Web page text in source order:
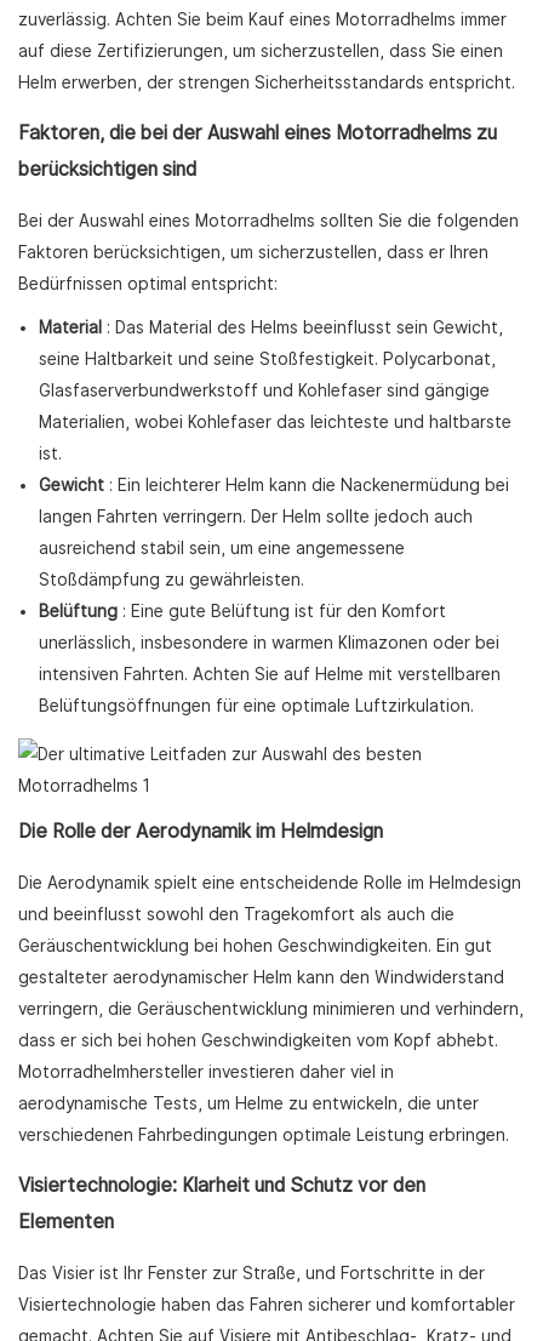
zuverlässig. Achten Sie beim Kauf eines Motorradhelms immer
auf diese Zertifizierungen, um sicherzustellen, dass Sie einen
Helm erwerben, der strengen Sicherheitsstandards entspricht.
Faktoren, die bei der Auswahl eines Motorradhelms zu
berücksichtigen sind
Bei der Auswahl eines Motorradhelms sollten Sie die folgenden
Faktoren berücksichtigen, um sicherzustellen, dass er Ihren
Bedürfnissen optimal entspricht:
Material : Das Material des Helms beeinflusst sein Gewicht,
seine Haltbarkeit und seine Stoßfestigkeit. Polycarbonat,
Glasfaserverbundwerkstoff und Kohlefaser sind gängige
Materialien, wobei Kohlefaser das leichteste und haltbarste
ist.
Gewicht: Ein leichterer Helm kann die Nackenermüdung bei
langen Fahrten verringern. Der Helm sollte jedoch auch
ausreichend stabil sein, um eine angemessene
Stoßdämpfung zu gewährleisten.
Belüftung: Eine gute Belüftung ist für den Komfort
unerlässlich, insbesondere in warmen Klimazonen oder bei
intensiven Fahrten. Achten Sie auf Helme mit verstellbaren
Belüftungsöffnungen für eine optimale Luftzirkulation.
Die Rolle der Aerodynamik im Helmdesign
Die Aerodynamik spielt eine entscheidende Rolle im Helmdesign
und beeinflusst sowohl den Tragekomfort als auch die
Geräuschentwicklung bei hohen Geschwindigkeiten. Ein gut
gestalteter aerodynamischer Helm kann den Windwiderstand
verringern, die Geräuschentwicklung minimieren und verhindern,
dass er sich bei hohen Geschwindigkeiten vom Kopf abhebt.
Motorradhelmhersteller investieren daher viel in
aerodynamische Tests, um Helme zu entwickeln, die unter
verschiedenen Fahrbedingungen optimale Leistung erbringen.
Visiertechnologie: Klarheit und Schutz vor den
Elementen
Das Visier ist Ihr Fenster zur Straße, und Fortschritte in der
Visiertechnologie haben das Fahren sicherer und komfortabler
gemacht. Achten Sie auf Visiere mit Antibeschlag-, Kratz- und